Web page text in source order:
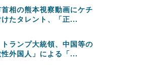
首相の熊本視察動画にケチ
けたタレント、「正...
トランプ大統領、中国等の
性外国人」による「...